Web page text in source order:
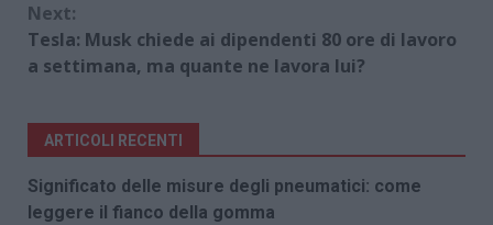
Next:
Tesla: Musk chiede ai dipendenti 80 ore di lavoro
a settimana, ma quante ne lavora lui?
ARTICOLI RECENTI
Significato delle misure degli pneumatici: come
leggere il fianco della gomma